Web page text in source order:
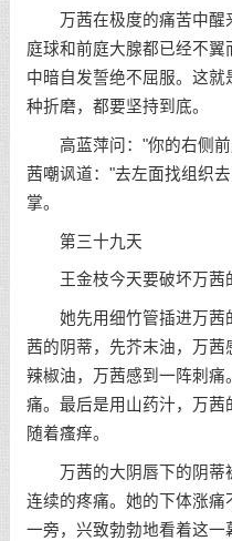
万茜在极度的痛苦中醒
庭球和前庭大腺都已经不
中暗自发誓绝不屈服。这
种折磨，都要坚持到底。
高蓝萍问："你的右侧前
茜嘲讽道："去左面找组织
掌。
第三十九天
王金枝今天要破坏万茜
她先用细竹管插进万茜
茜的阴蒂，先芥末油，万
辣椒油，万茜感到一阵刺
痛。最后是用山药汁，万
随着瘙痒。
万茜的大阴唇下的阴蒂
连续的疼痛。她的下体涨
一旁，兴致勃勃地看着这一